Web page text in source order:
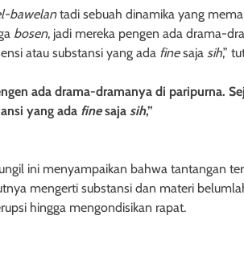
bawelantadi sebuah dinamika yang
bosen, jadi mereka pengen ada drama-
atau substansi yang ada finesaja sih,”
ada drama-dramanya di paripurna.
yang ada finesaja sih,”
ini menyampaikan bahwa tantangan
mengerti substansi dan materi
hingga mengondisikan rapat.